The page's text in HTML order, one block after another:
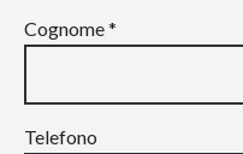
Cognome *
Telefono